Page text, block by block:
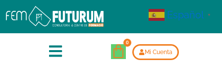
Mi Cuenta
Español ▼